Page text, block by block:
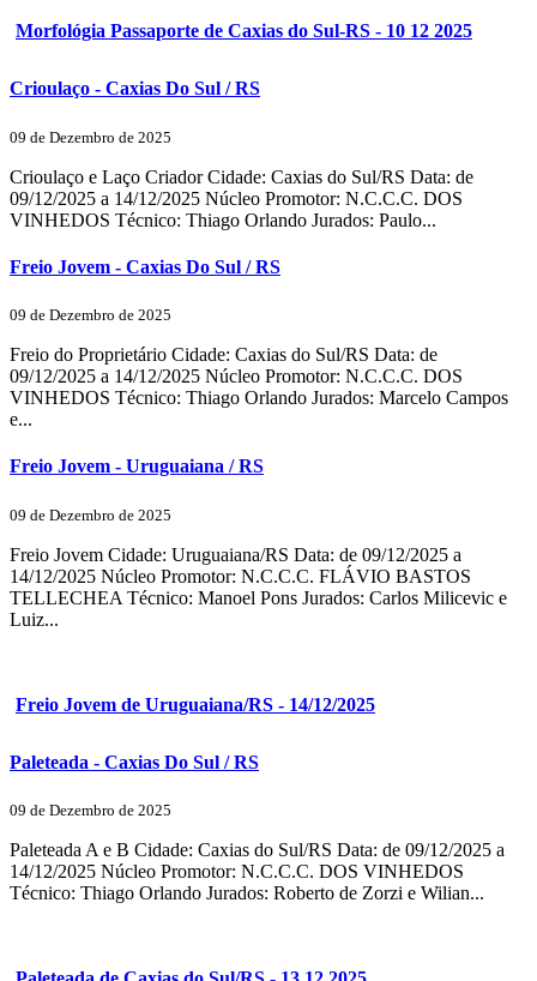
Morfológia Passaporte de Caxias do Sul-RS - 10 12 2025
Crioulaço - Caxias Do Sul / RS
09 de Dezembro de 2025
Crioulaço e Laço Criador Cidade: Caxias do Sul/RS Data: de
09/12/2025 a 14/12/2025 Núcleo Promotor: N.C.C.C. DOS
VINHEDOS Técnico: Thiago Orlando Jurados: Paulo...
Freio Jovem - Caxias Do Sul / RS
09 de Dezembro de 2025
Freio do Proprietário Cidade: Caxias do Sul/RS Data: de
09/12/2025 a 14/12/2025 Núcleo Promotor: N.C.C.C. DOS
VINHEDOS Técnico: Thiago Orlando Jurados: Marcelo Campos
e...
Freio Jovem - Uruguaiana / RS
09 de Dezembro de 2025
Freio Jovem Cidade: Uruguaiana/RS Data: de 09/12/2025 a
14/12/2025 Núcleo Promotor: N.C.C.C. FLÁVIO BASTOS
TELLECHEA Técnico: Manoel Pons Jurados: Carlos Milicevic e
Luiz...
Freio Jovem de Uruguaiana/RS - 14/12/2025
Paleteada - Caxias Do Sul / RS
09 de Dezembro de 2025
Paleteada A e B Cidade: Caxias do Sul/RS Data: de 09/12/2025 a
14/12/2025 Núcleo Promotor: N.C.C.C. DOS VINHEDOS
Técnico: Thiago Orlando Jurados: Roberto de Zorzi e Wilian...